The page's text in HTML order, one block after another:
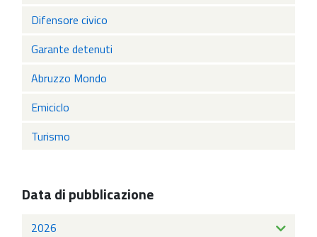
Difensore civico
Garante detenuti
Abruzzo Mondo
Emiciclo
Turismo
Data di pubblicazione
2026